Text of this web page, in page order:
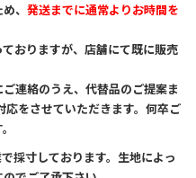
め、発送までに通常よりお時間を
おりますが、店舗にて既に販売
連絡のうえ、代替品のご提案ま
をさせていただきます。何卒ご
採寸しております。生地によっ